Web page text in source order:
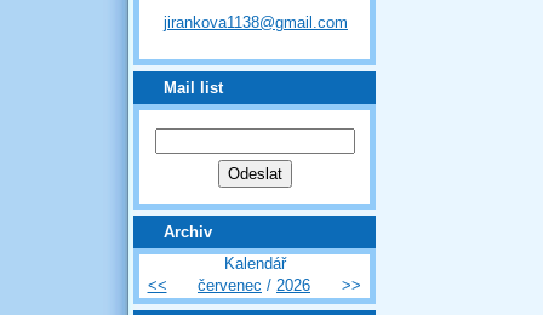
jirankova1138@gmail.com
Mail list
Archiv
Kalendář
<<
červenec / 2026 >>